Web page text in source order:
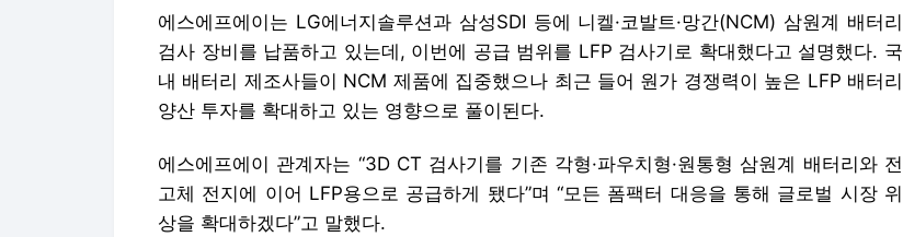
에스에프에이는 LG에너지솔루션과 삼성SDI 등에 니켈·코발트·망간(NCM) 삼원계 배터리
검사 장비를 납품하고 있는데, 이번에 공급 범위를 LFP 검사기로 확대했다고 설명했다. 국
내 배터리 제조사들이 NCM 제품에 집중했으나 최근 들어 원가 경쟁력이 높은 LFP 배터리
양산 투자를 확대하고 있는 영향으로 풀이된다.
에스에프에이 관계자는 “3D CT 검사기를 기존 각형·파우치형·원통형 삼원계 배터리와 전
고체 전지에 이어 LFP용으로 공급하게 됐다”며 “모든 폼팩터 대응을 통해 글로벌 시장 위
상을 확대하겠다”고 말했다.